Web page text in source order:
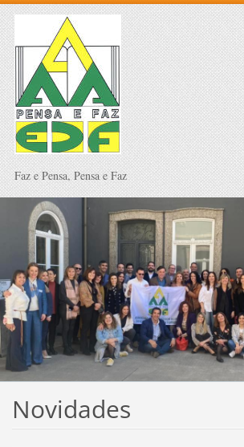
Faz e Pensa, Pensa e Faz
Novidades